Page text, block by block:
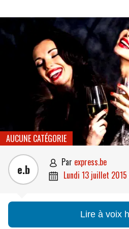
AUCUNE CATÉGORIE
e.b  par express.be
 lundi 13 juillet 2015
Lire à voix